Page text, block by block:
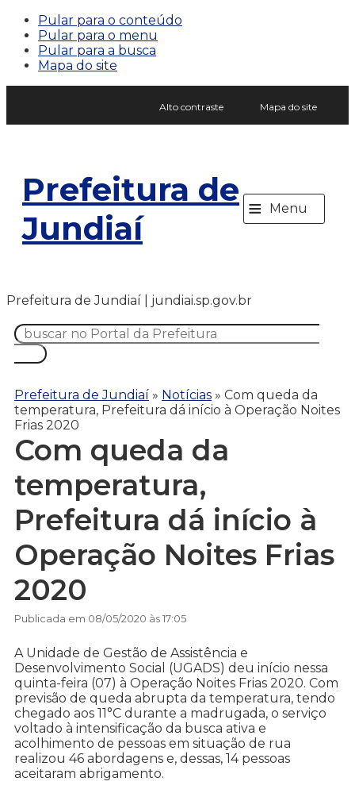
Pular para o conteúdo
Pular para o menu
Pular para a busca
Mapa do site
Alto contraste Mapa do site
Prefeitura de
Jundiaí
≡ Menu
Prefeitura de Jundiaí | jundiai.sp.gov.br
Prefeitura de Jundiaí » Notícias » Com queda da
temperatura, Prefeitura dá início à Operação Noites
Frias 2020
Com queda da
temperatura,
Prefeitura dá início à
Operação Noites Frias
2020
Publicada em 08/05/2020 às 17:05
A Unidade de Gestão de Assistência e
Desenvolvimento Social (UGADS) deu início nessa
quinta-feira (07) à Operação Noites Frias 2020. Com
previsão de queda abrupta da temperatura, tendo
chegado aos 11°C durante a madrugada, o serviço
voltado à intensificação da busca ativa e
acolhimento de pessoas em situação de rua
realizou 46 abordagens e, dessas, 14 pessoas
aceitaram abrigamento.